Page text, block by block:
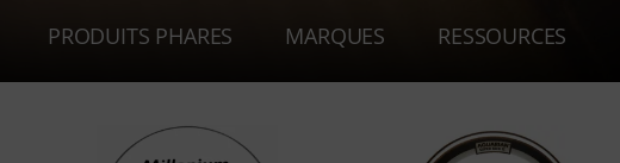
PRODUITS PHARES MARQUES RESSOURCES